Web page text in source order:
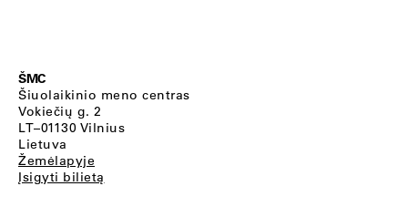
ŠMC
Šiuolaikinio meno centras
Vokiečių g. 2
LT–01130 Vilnius
Lietuva
Žemėlapyje
Įsigyti bilietą